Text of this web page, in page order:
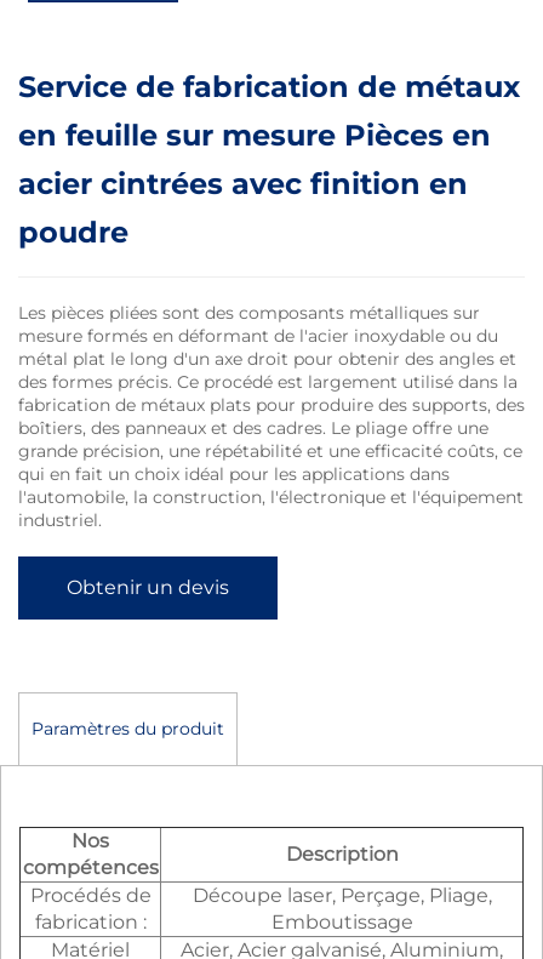
Service de fabrication de métaux
en feuille sur mesure Pièces en
acier cintrées avec finition en
poudre
Les pièces pliées sont des composants métalliques sur
mesure formés en déformant de l'acier inoxydable ou du
métal plat le long d'un axe droit pour obtenir des angles et
des formes précis. Ce procédé est largement utilisé dans la
fabrication de métaux plats pour produire des supports, des
boîtiers, des panneaux et des cadres. Le pliage offre une
grande précision, une répétabilité et une efficacité coûts, ce
qui en fait un choix idéal pour les applications dans
l'automobile, la construction, l'électronique et l'équipement
industriel.
Obtenir un devis
Paramètres du produit
Nos
compétences
Description
Procédés de
fabrication :
Découpe laser, Perçage, Pliage,
Emboutissage
Matériel
Acier, Acier galvanisé, Aluminium,